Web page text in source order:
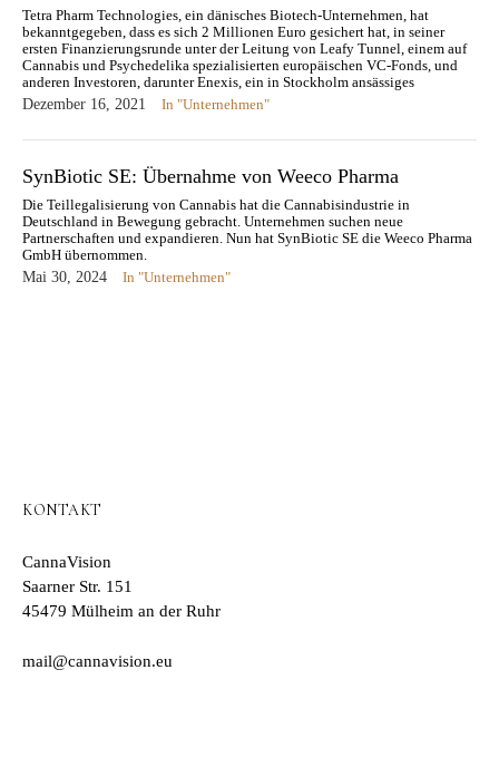
Tetra Pharm Technologies, ein dänisches Biotech-Unternehmen, hat
bekanntgegeben, dass es sich 2 Millionen Euro gesichert hat, in seiner
ersten Finanzierungsrunde unter der Leitung von Leafy Tunnel, einem auf
Cannabis und Psychedelika spezialisierten europäischen VC-Fonds, und
anderen Investoren, darunter Enexis, ein in Stockholm ansässiges
Cannabis-Investmentunternehmen. Das Unternehmen, mit
Produktionsstätten in Kopenhagen,…
Dezember 16, 2021 In "Unternehmen"
SynBiotic SE: Übernahme von Weeco Pharma
Die Teillegalisierung von Cannabis hat die Cannabisindustrie in
Deutschland in Bewegung gebracht. Unternehmen suchen neue
Partnerschaften und expandieren. Nun hat SynBiotic SE die Weeco Pharma
GmbH übernommen.
Mai 30, 2024
In "Unternehmen"
KONTAKT
CannaVision
Saarner Str. 151
45479 Mülheim an der Ruhr
mail@cannavision.eu